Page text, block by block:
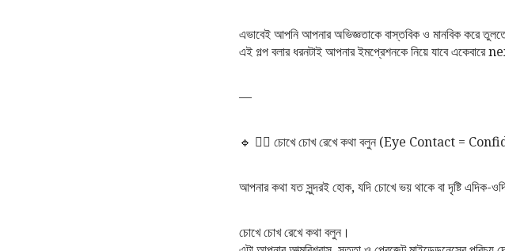
এভাবেই আপনি আপনার অভিজ্ঞতাকে বাস্তবিক ও মানবিক করে
এই গল্প বলার ধরনটাই আপনার ইমপ্রেশনকে নিয়ে যাবে
—
🔹 ৩️⃣ চোখে চোখ রেখে কথা বলুন (Eye Contact =
আপনার কথা যত সুন্দরই হোক, যদি চোখে ভয় থাকে বা দৃষ্টি এদিক-
চোখে চোখ রেখে কথা বলুন।